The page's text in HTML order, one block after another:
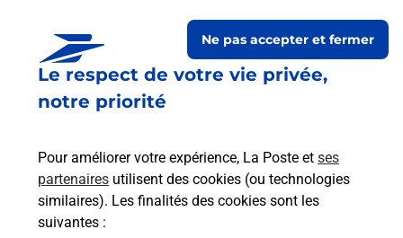
Le respect de votre vie privée,
notre priorité
Pour améliorer votre expérience, La Poste et ses
partenaires utilisent des cookies (ou technologies
similaires). Les finalités des cookies sont les
suivantes :
Ne pas accepter et fermer
Boîte aux lettres La Poste
Place Du 11 Novembre 1918
24110 Montrem
Le lien s'ouvre dans un nouvel onglet